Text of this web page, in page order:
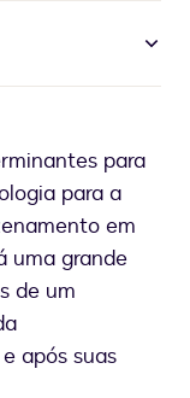
para
para a
em
uma grande
de um
após suas